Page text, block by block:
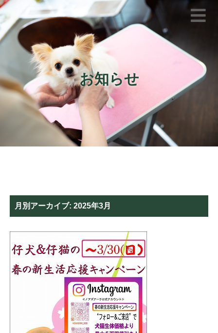
お知らせ
月別アーカイブ: 2025年3月